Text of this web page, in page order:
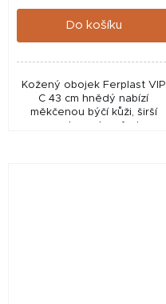
cena:
Do košíku
Kožený obojek Ferplast VIP
C 43 cm hnědý nabízí
měkčenou býčí kůži, širší